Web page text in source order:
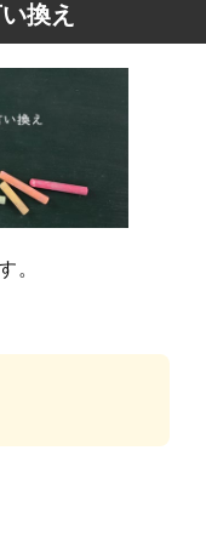
換え
。